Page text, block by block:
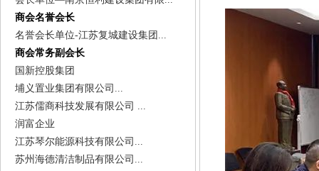
商会名誉会长
名誉会长单位-江苏复城建设集团...
商会常务副会长
国新控股集团
埔义置业集团有限公司...
江苏儒商科技发展有限公司 ...
润富企业
江苏琴尔能源科技有限公司...
苏州海德清洁制品有限公司...